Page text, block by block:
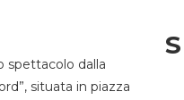
spettacolo dalla
situata in piazza